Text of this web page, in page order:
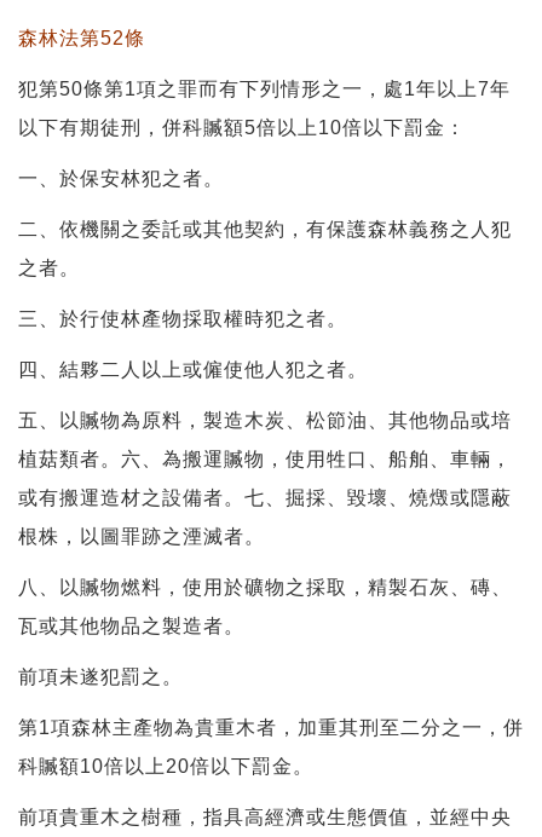
森林法第52條
犯第50條第1項之罪而有下列情形之一，處1年以上7年
以下有期徒刑，併科贓額5倍以上10倍以下罰金：
一、於保安林犯之者。
二、依機關之委託或其他契約，有保護森林義務之人犯
之者。
三、於行使林產物採取權時犯之者。
四、結夥二人以上或僱使他人犯之者。
五、以贓物為原料，製造木炭、松節油、其他物品或培
植菇類者。六、為搬運贓物，使用牲口、船舶、車輛，
或有搬運造材之設備者。七、掘採、毀壞、燒燬或隱蔽
根株，以圖罪跡之湮滅者。
八、以贓物燃料，使用於礦物之採取，精製石灰、磚、
瓦或其他物品之製造者。
前項未遂犯罰之。
第1項森林主產物為貴重木者，加重其刑至二分之一，併
科贓額10倍以上20倍以下罰金。
前項貴重木之樹種，指具高經濟或生態價值，並經中央